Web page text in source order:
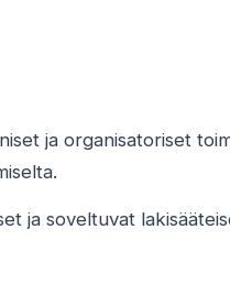
ja organisatoriset
ja soveltuvat